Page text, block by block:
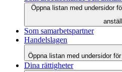
Öppna listan med undersidor
Som samarbetspartner
Handelslagen
Öppna listan med undersidor
Dina rättigheter